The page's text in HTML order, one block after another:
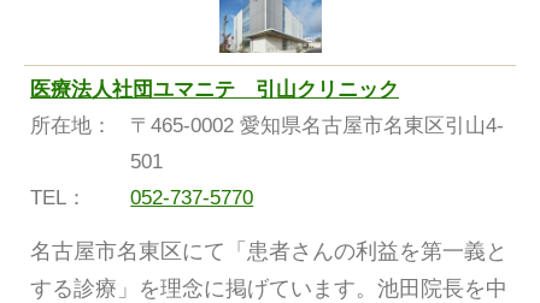
医療法人社団ユマニテ 引山クリニック
所在地：
〒465-0002 愛知県名古屋市名東区引山4-
501
TEL：
052-737-5770
名古屋市名東区にて「患者さんの利益を第一義と
する診療」を理念に掲げています。池田院長を中